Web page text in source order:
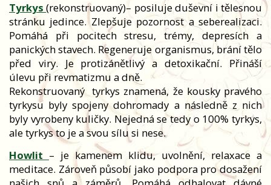
Tyrkys(rekonstruovaný)– posiluje duševní i tělesnou
stránku jedince. Zlepšuje pozornost a seberealizaci.
Pomáhá při pocitech stresu, trémy, depresích a
panických stavech. Regeneruje organismus, brání tělo
před viry. Je protizánětlivý a detoxikační. Přináší
úlevu při revmatizmu a dně.
Rekonstruovaný tyrkys znamená, že kousky pravého
tyrkysu byly spojeny dohromady a následně z nich
byly vyrobeny kuličky. Nejedná se tedy o 100% tyrkys,
ale tyrkys to je a svou sílu si nese.
Howlit – je kamenem klidu, uvolnění, relaxace a
meditace. Zároveň působí jako podpora pro dosažení